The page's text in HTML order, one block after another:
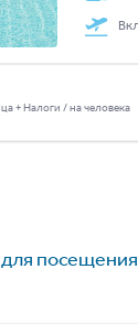
+ Налоги / на человека